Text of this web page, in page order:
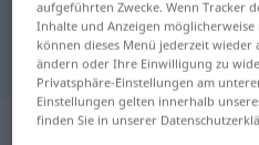
"verleben"
Übersetzung
„verleben“:
aufgeführten Zwecke. Wenn Tracker
Inhalte und Anzeigen
können dieses Menü jederzeit
ändern oder Ihre Einwilligung zu
Privatsphäre-Einstellungen am
Einstellungen gelten innerhalb
finden Sie in unserer